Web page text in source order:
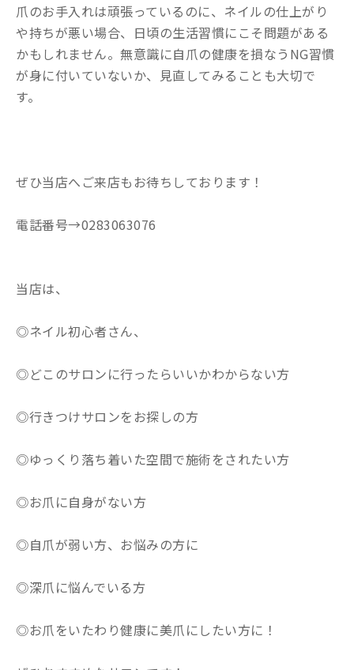
爪のお手入れは頑張っているのに、ネイルの仕上がり
や持ちが悪い場合、日頃の生活習慣にこそ問題がある
かもしれません。無意識に自爪の健康を損なうNG習慣
が身に付いていないか、見直してみることも大切で
す。
ぜひ当店へご来店もお待ちしております！
電話番号→0283063076
当店は、
◎ネイル初心者さん、
◎どこのサロンに行ったらいいかわからない方
◎行きつけサロンをお探しの方
◎ゆっくり落ち着いた空間で施術をされたい方
◎お爪に自身がない方
◎自爪が弱い方、お悩みの方に
◎深爪に悩んでいる方
◎お爪をいたわり健康に美爪にしたい方に！